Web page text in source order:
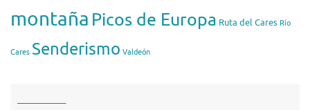
montaña Picos de Europa Ruta del Cares Río
Cares Senderismo Valdeón